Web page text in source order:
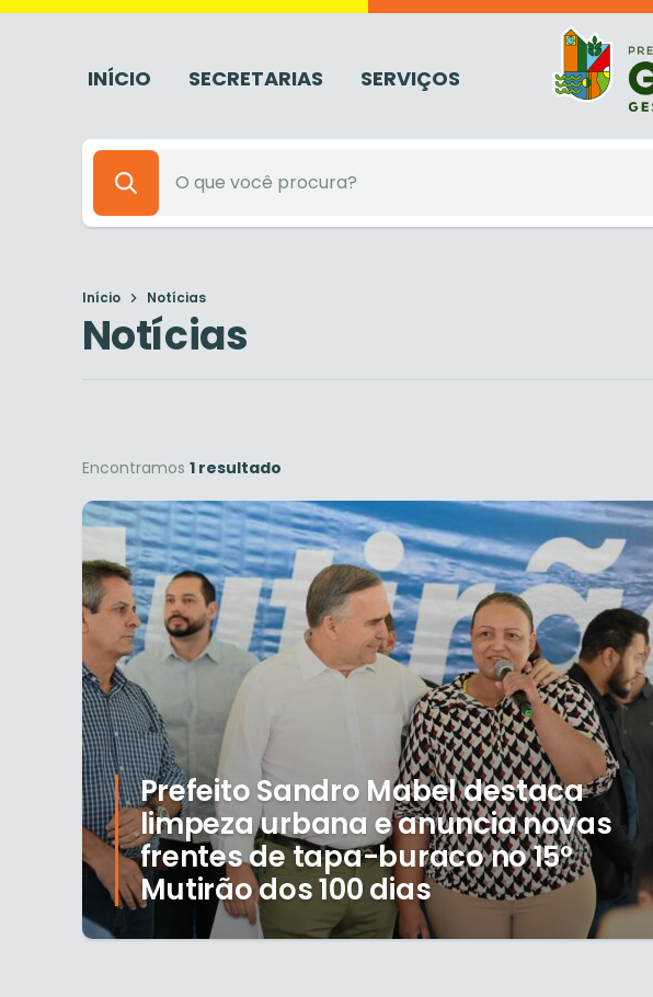
INÍCIO SECRETARIAS SERVIÇOS
Início Notícias
Notícias
Encontramos 1 resultado
Prefeito Sandro Mabel destaca
limpeza urbana e anuncia novas
frentes de tapa-buraco no 15º
Mutirão dos 100 dias